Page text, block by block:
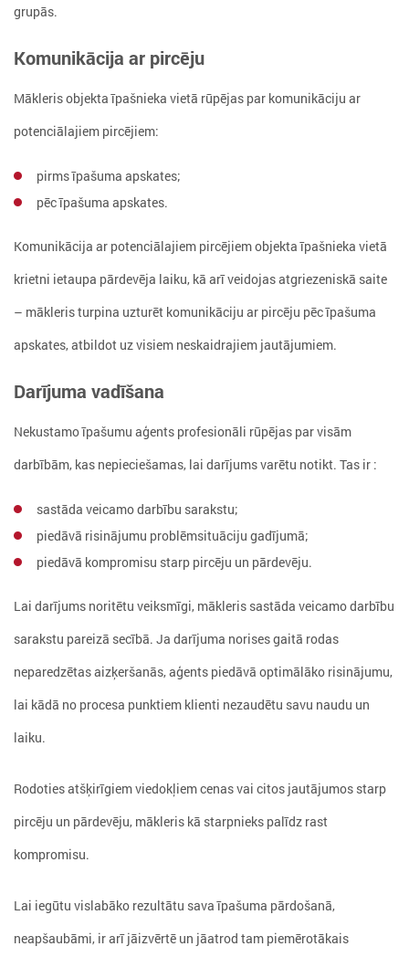
grupās.
Komunikācija ar pircēju
Mākleris objekta īpašnieka vietā rūpējas par komunikāciju ar
potenciālajiem pircējiem:
pirms īpašuma apskates;
pēc īpašuma apskates.
Komunikācija ar potenciālajiem pircējiem objekta īpašnieka vietā
krietni ietaupa pārdevēja laiku, kā arī veidojas atgriezeniskā saite
– mākleris turpina uzturēt komunikāciju ar pircēju pēc īpašuma
apskates, atbildot uz visiem neskaidrajiem jautājumiem.
Darījuma vadīšana
Nekustamo īpašumu aģents profesionāli rūpējas par visām
darbībām, kas nepieciešamas, lai darījums varētu notikt. Tas ir :
sastāda veicamo darbību sarakstu;
piedāvā risinājumu problēmsituāciju gadījumā;
piedāvā kompromisu starp pircēju un pārdevēju.
Lai darījums noritētu veiksmīgi, mākleris sastāda veicamo darbību
sarakstu pareizā secībā. Ja darījuma norises gaitā rodas
neparedzētas aizķeršanās, aģents piedāvā optimālāko risinājumu,
lai kādā no procesa punktiem klienti nezaudētu savu naudu un
laiku.
Rodoties atšķirīgiem viedokļiem cenas vai citos jautājumos starp
pircēju un pārdevēju, mākleris kā starpnieks palīdz rast
kompromisu.
Lai iegūtu vislabāko rezultātu sava īpašuma pārdošanā,
neapšaubāmi, ir arī jāizvērtē un jāatrod tam piemērotākais